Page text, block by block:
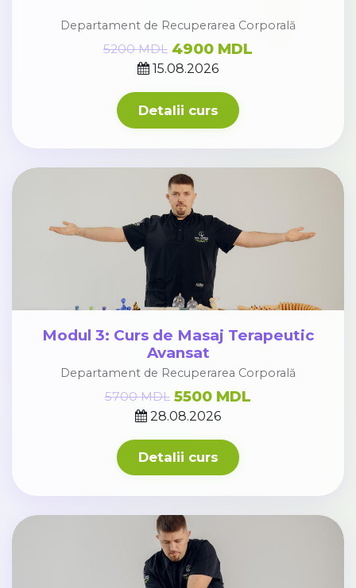
Departament de Recuperarea Corporală
15.08.2026
5200 MDL 4900 MDL
Detalii curs
Modul 3: Curs de Masaj Terapeutic
Avansat
Departament de Recuperarea Corporală
28.08.2026
5700 MDL 5500 MDL
Detalii curs